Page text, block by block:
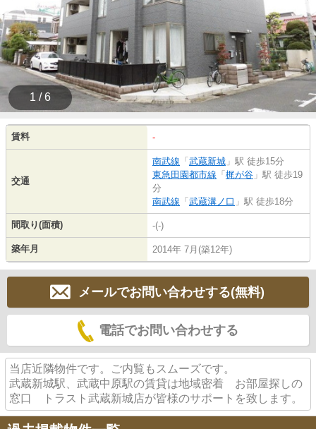
1 / 6
賃料 -
交通
南武線 「 武蔵新城 」駅 徒歩15分
東急田園都市線 「 梶が谷 」駅 徒歩19
分
南武線 「 武蔵溝ノ口 」駅 徒歩18分
間取り(面積) -(-)
築年月 2014年 7月(築12年)
メールでお問い合わせする(無料)
電話でお問い合わせする
当店近隣物件です。ご内覧もスムーズです。
武蔵新城駅、武蔵中原駅の賃貸は地域密着 お部屋探しの
窓口 トラスト武蔵新城店が皆様のサポートを致します。